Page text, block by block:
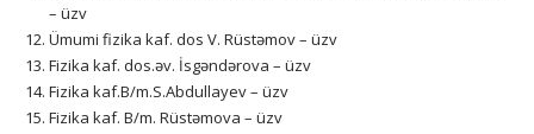
– üzv
Ümumi fizika kaf. dos V. Rüstəmov – üzv
Fizika kaf. dos.əv. İsgəndərova – üzv
Fizika kaf.B/m.S.Abdullayev – üzv
Fizika kaf. B/m. Rüstəmova – üzv